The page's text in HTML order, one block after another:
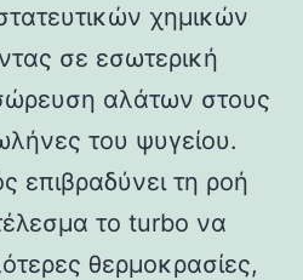
χημικών
σε εσωτερική
αλάτων στους
του ψυγείου.
επιβραδύνει τη ροή
το turbo να
θερμοκρασίες,